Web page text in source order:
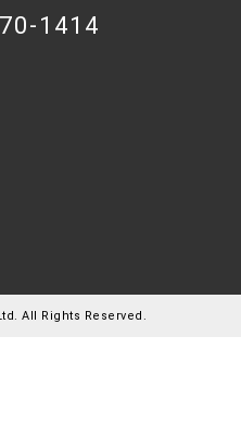
1414
All Rights Reserved.